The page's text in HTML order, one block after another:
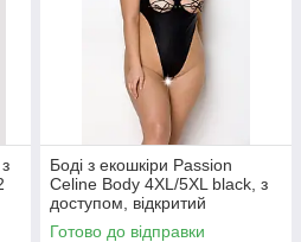
Боді з екошкіри Passion
Celine Body 4XL/5XL black, з
доступом, відкритий
Готово до відправки